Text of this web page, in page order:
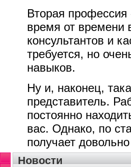
Вторая
время от времени
консультантов и
требуется, но
навыков.
Ну и, наконец,
представитель.
постоянно
вас. Однако, по
получает
Новости